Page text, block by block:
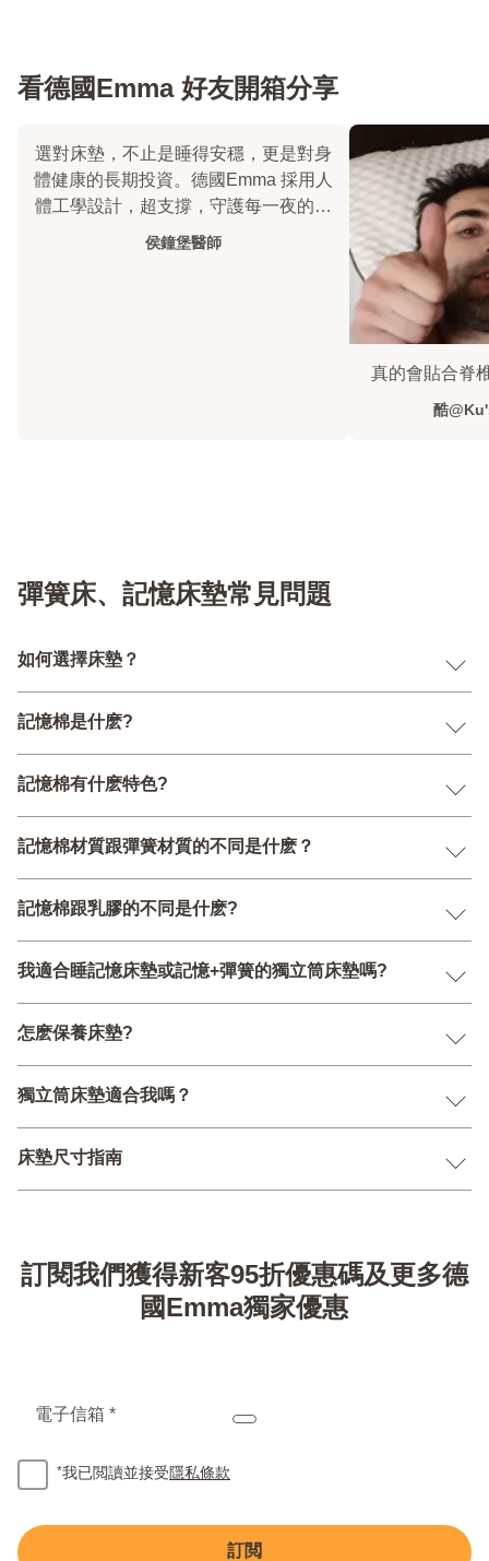
看德國Emma 好友開箱分享
選對床墊，不止是睡得安穩，更是對身
體健康的長期投資。德國Emma 採用人
體工學設計，超支撐，守護每一夜的健
康好眠！
侯鐘堡醫師
真的會貼合脊
酷
彈簧床、記憶床墊常見問題
如何選擇床墊？
記憶棉是什麽?
記憶棉有什麽特色?
記憶棉材質跟彈簧材質的不同是什麽？
記憶棉跟乳膠的不同是什麽?
我適合睡記憶床墊或記憶+彈簧的獨立筒床墊嗎?
怎麽保養床墊?
獨立筒床墊適合我嗎？
床墊尺寸指南
訂閱我們獲得新客95折優惠碼及更多德
國Emma獨家優惠
電子信箱 *
*我已閲讀並接受 隱私條款
訂閲